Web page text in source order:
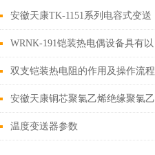
安徽天康TK-1151系列电容式变送
器
WRNK-191铠装热电偶设备具有以
下特点
双支铠装热电阻的作用及操作流程
安徽天康铜芯聚氯乙烯绝缘聚氯乙
烯护套编织屏蔽控制电缆
温度变送器参数